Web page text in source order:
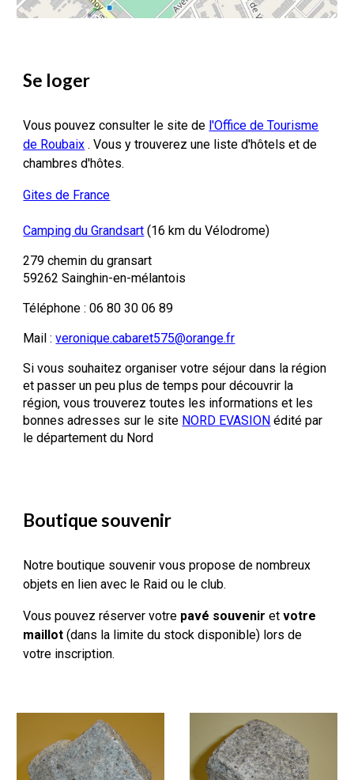
Se loger
Vous pouvez consulter le site de l'Office de Tourisme
de Roubaix . Vous y trouverez une liste d'hôtels et de
chambres d'hôtes.
Gites de France
Camping du Grandsart (16 km du Vélodrome)
279 chemin du gransart
59262 Sainghin-en-mélantois
Téléphone : 06 80 30 06 89
Mail :veronique.cabaret575@orange.fr
Si vous souhaitez organiser votre séjour dans la région
et passer un peu plus de temps pour découvrir la
région, vous trouverez toutes les informations et les
bonnes adresses sur le site NORD EVASION édité par
le département du Nord
Boutique souvenir
Notre boutique souvenir vous propose de nombreux
objets en lien avec le Raid ou le club.
Vous pouvez réserver votre pavé souvenir etvotre
maillot(dans la limite du stock disponible) lors de
votre inscription.